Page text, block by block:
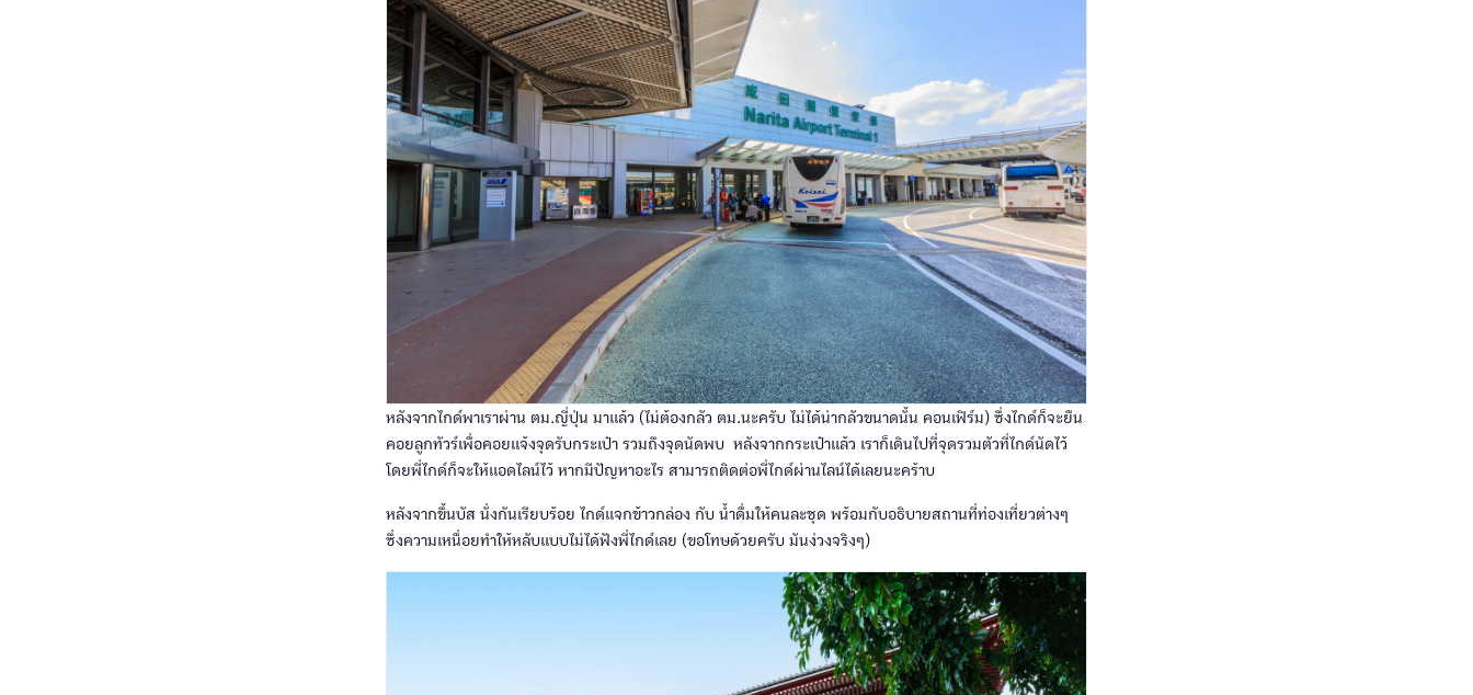
หลังจากไกด์พาเราผ่าน ตม.ญี่ปุ่น มาแล้ว (ไม่ต้องกลัว ตม.นะครับ ไม่ได้น่ากลัวขนาดนั้น คอนเฟิร์ม) ซึ่งไกด์ก็จะยืน
คอยลูกทัวร์เพื่อคอยแจ้งจุดรับกระเป๋า รวมถึงจุดนัดพบ หลังจากกระเป๋าแล้ว เราก็เดินไปที่จุดรวมตัวที่ไกด์นัดไว้
โดยพี่ไกด์ก็จะให้แอดไลน์ไว้ หากมีปัญหาอะไร สามารถติดต่อพี่ไกด์ผ่านไลน์ได้เลยนะคร้าบ
หลังจากขึ้นบัส นั่งกันเรียบร้อย ไกด์แจกข้าวกล่อง กับ น้ำดื่มให้คนละชุด พร้อมกับอธิบายสถานที่ท่องเที่ยวต่างๆ
ซึ่งความเหนื่อยทำให้หลับแบบไม่ได้ฟังพี่ไกด์เลย (ขอโทษด้วยครับ มันง่วงจริงๆ)